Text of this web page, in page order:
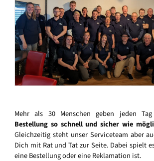
Mehr als 30 Menschen geben jeden
Bestellung so schnell und sicher wie
Gleichzeitig steht unser Serviceteam aber
Dich mit Rat und Tat zur Seite. Dabei spielt
eine Bestellung oder eine Reklamation ist.